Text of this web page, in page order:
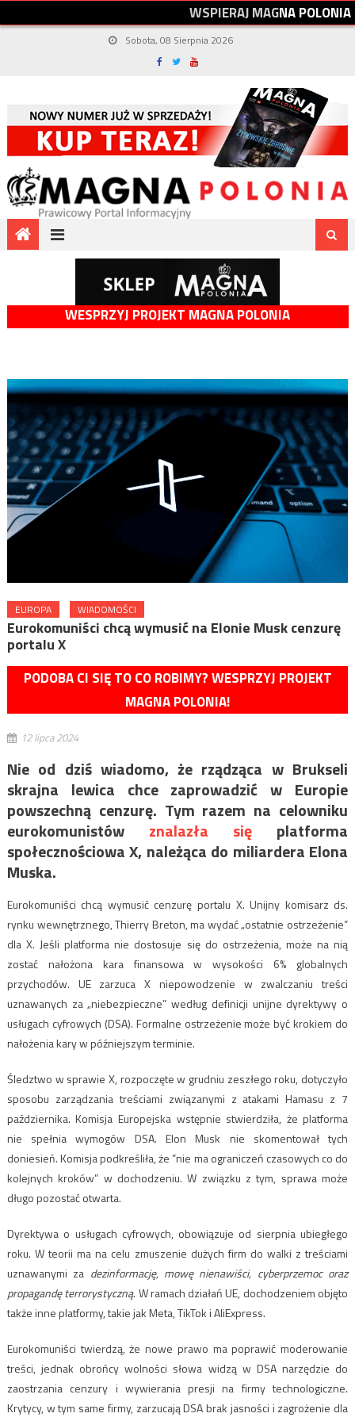
WSPIERAJMAGNAPOLONIA
Sobota, 08 Sierpnia 2026
WESPRZYJ PROJEKT MAGNA POLONIA
EUROPA WIADOMOŚCI
Eurokomuniści chcą wymusić na Elonie Musk cenzurę
portalu X
PODOBA CI SIĘ TO CO ROBIMY? WESPRZYJ PROJEKT
MAGNA POLONIA!
12 lipca 2024
Nie od dziś wiadomo, że rządząca w Brukseli
skrajna lewica chce zaprowadzić w Europie
powszechną cenzurę. Tym razem na celowniku
eurokomunistów znalazła się platforma
społecznościowa X, należąca do miliardera Elona
Muska.
Eurokomuniści chcą wymusić cenzurę portalu X. Unijny komisarz ds.
rynku wewnętrznego, Thierry Breton, ma wydać „ostatnie ostrzeżenie”
dla X. Jeśli platforma nie dostosuje się do ostrzeżenia, może na nią
zostać nałożona kara finansowa w wysokości 6% globalnych
przychodów. UE zarzuca X niepowodzenie w zwalczaniu treści
uznawanych za „niebezpieczne” według definicji unijne dyrektywy o
usługach cyfrowych (DSA). Formalne ostrzeżenie może być krokiem do
nałożenia kary w późniejszym terminie.
Śledztwo w sprawie X, rozpoczęte w grudniu zeszłego roku, dotyczyło
sposobu zarządzania treściami związanymi z atakami Hamasu z 7
października. Komisja Europejska wstępnie stwierdziła, że platforma
nie spełnia wymogów DSA. Elon Musk nie skomentował tych
doniesień. Komisja podkreśliła, że ​​”nie ma ograniczeń czasowych co do
kolejnych kroków” w dochodzeniu. W związku z tym, sprawa może
długo pozostać otwarta.
Dyrektywa o usługach cyfrowych, obowiązuje od sierpnia ubiegłego
roku. W teorii ma na celu zmuszenie dużych firm do walki z treściami
uznawanymi za dezinformację, mowę nienawiści, cyberprzemoc oraz
propagandę terrorystyczną. W ramach działań UE, dochodzeniem objęto
także inne platformy, takie jak Meta, TikTok i AliExpress.
Eurokomuniści twierdzą, że nowe prawo ma poprawić moderowanie
treści, jednak obrońcy wolności słowa widzą w DSA narzędzie do
zaostrzania cenzury i wywierania presji na firmy technologiczne.
Krytycy, w tym same firmy, zarzucają DSA brak jasności i zagrożenie dla